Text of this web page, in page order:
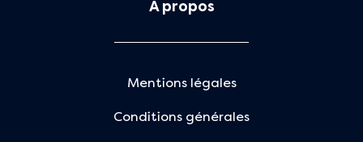
À propos
Mentions légales
Conditions générales